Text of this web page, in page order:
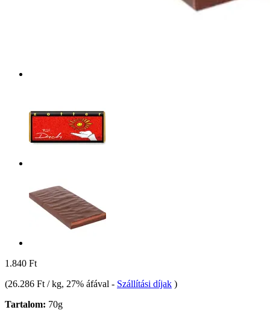
1.840 Ft
(26.286 Ft / kg, 27% áfával - Szállítási díjak )
Tartalom: 70g